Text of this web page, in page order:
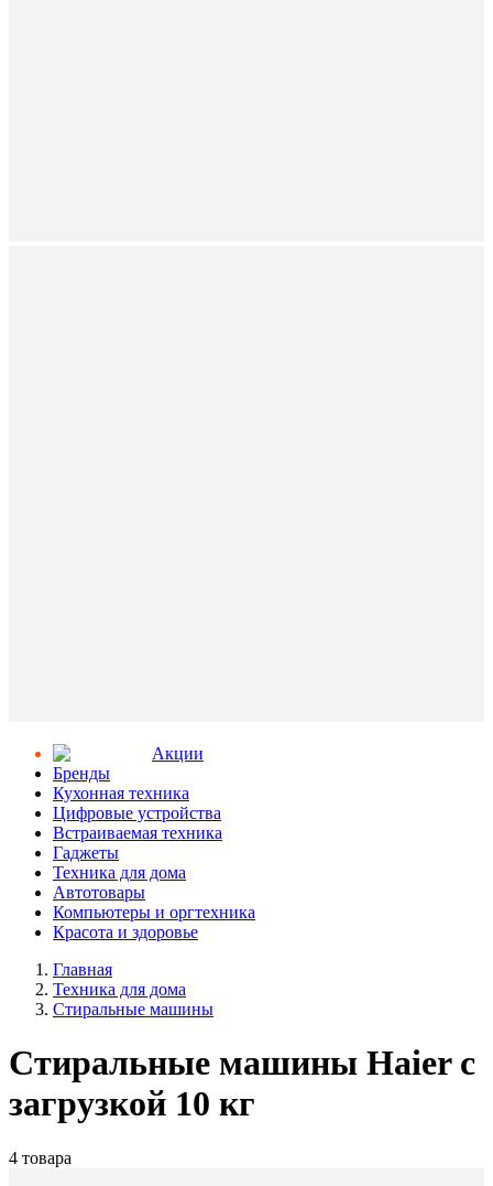
Aкции
Бренды
Кухонная техника
Цифровые устройства
Встраиваемая техника
Гаджеты
Техника для дома
Автотовары
Компьютеры и оргтехника
Красота и здоровье
Главная
Техника для дома
Стиральные машины
Стиральные машины Haier с
загрузкой 10 кг
4 товара